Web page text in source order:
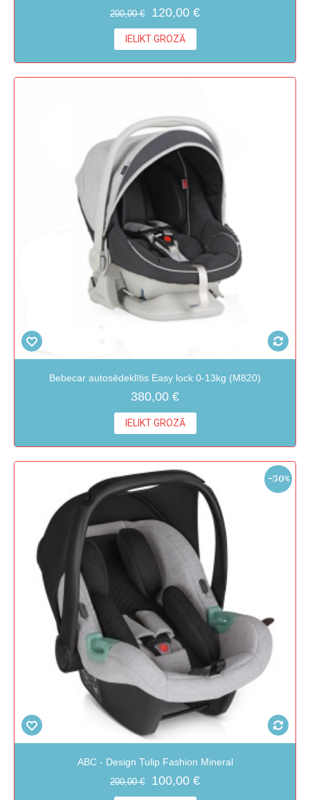
200,00 € 120,00 €
IELIKT GROZĀ
Bebecar autosēdeklītis Easy lock 0-13kg (M820)
380,00 €
IELIKT GROZĀ
-50%
ABC - Design Tulip Fashion Mineral
200,00 € 100,00 €